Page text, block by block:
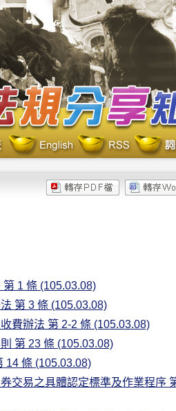
1 條 (105.03.08)
第 3 條 (105.03.08)
費辦法 第 2-2 條 (105.03.08)
第 23 條 (105.03.08)
14 條 (105.03.08)
交易之具體認定標準及作業程序